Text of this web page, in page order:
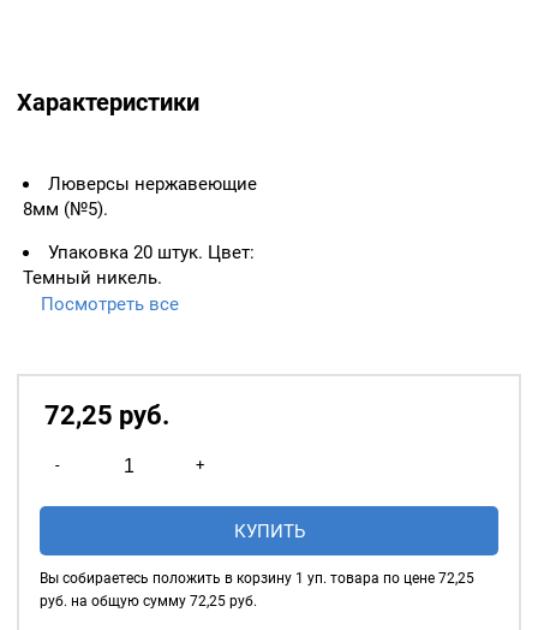
Характеристики
Люверсы нержавеющие
8мм (№5).
Упаковка 20 штук. Цвет:
Темный никель.
ВАЖНО:
ПО ВНУТРЕННЕМУ
люверсов
— укрепление
продеваются верёвки,
шнуры, тесьма, тросы и т.
используются для
Посмотреть все
72,25 руб.
-
товара
Люверсы
уп.
+
КУПИТЬ
Вы собираетесь положить в корзину 1 уп. товара по цене 72,25
руб. на общую сумму 72,25руб.